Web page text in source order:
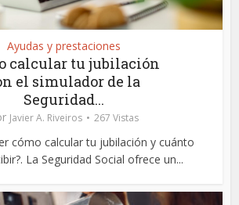
Ayudas y prestaciones
calcular tu jubilación
el simulador de la
Seguridad...
Javier A. Riveiros 267 Vistas
cómo calcular tu jubilación y cuánto
La Seguridad Social ofrece un...